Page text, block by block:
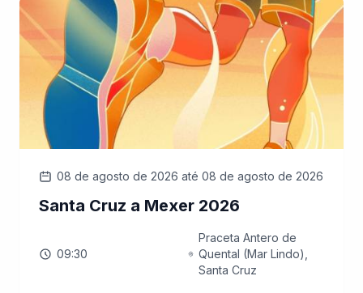
08 de agosto de 2026 até 08 de agosto de 2026
Santa Cruz a Mexer 2026
09:30
Praceta Antero de
Quental (Mar Lindo),
Santa Cruz